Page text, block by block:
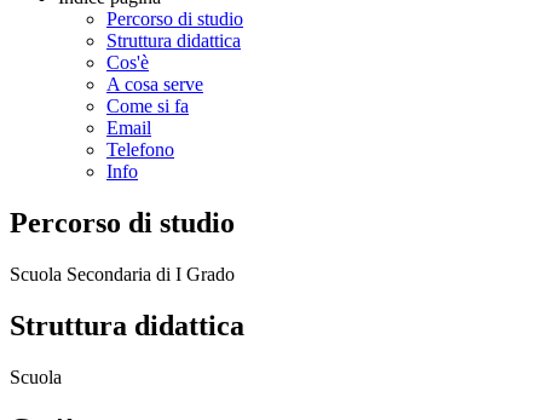
Percorso di studio
Struttura didattica
Cos'è
A cosa serve
Come si fa
Email
Telefono
Info
Percorso di studio
Scuola Secondaria di I Grado
Struttura didattica
Scuola